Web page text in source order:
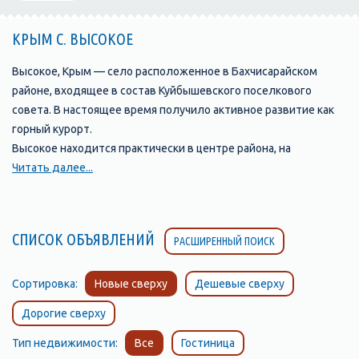
КРЫМ С. ВЫСОКОЕ
Высокое, Крым — село расположенное в Бахчисарайском
районе, входящее в состав Куйбышевского поселкового
совета. В настоящее время получило активное развитие как
горный курорт.
Высокое находится практически в центре района, на
водоразделе рек Бельбек и в середине Второй гряды
Историческое название села «Керменчик», что в переводе с
крымскотатарского означает «маленькая крепость». Дано оно
Феодоро на горе Крепость на окраине села.
Весь XIX век во всех статистических документах фигурирует
одна деревня с названием Керменчик. В 1945 году село
Высокое переименовали в Верхний, или Юхары Керменчик.
Читать далее...
СПИСОК ОБЪЯВЛЕНИЙ РАСШИРЕННЫЙ ПОИСК
Сортировка: Новые сверху Дешевые сверху
Дорогие сверху
Тип недвижимости: Все Гостиница